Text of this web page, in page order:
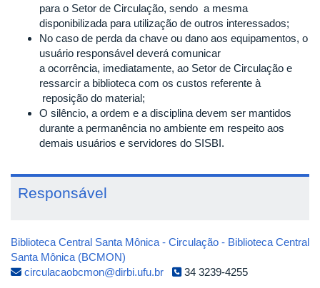
para o Setor de Circulação, sendo a mesma
disponibilizada para utilização de outros interessados;
No caso de perda da chave ou dano aos equipamentos, o
usuário responsável deverá comunicar
a ocorrência, imediatamente, ao Setor de Circulação e
ressarcir a biblioteca com os custos referente à
reposição do material;
O silêncio, a ordem e a disciplina devem ser mantidos
durante a permanência no ambiente em respeito aos
demais usuários e servidores do SISBI.
Responsável
Biblioteca Central Santa Mônica - Circulação - Biblioteca Central
Santa Mônica (BCMON)
circulacaobcmon@dirbi.ufu.br
34 3239-4255